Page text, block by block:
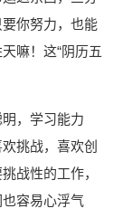
你努力，也能
嘛！这“阴历五
，学习能力
挑战，喜欢创
战性的工作，
容易心浮气